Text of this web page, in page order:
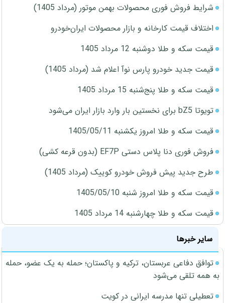
شرایط فروش فوری محصولات بهمن موتور (مرداد 1405)
اختلاف قیمت کارخانه و بازار محصولات ایران‌خودرو
قیمت سکه و طلا دوشنبه 12 مرداد 1405
قیمت جدید خودرو پارس نوآ اعلام شد (مرداد 1405)
قیمت سکه و طلا پنج‌شنبه 15 مرداد 1405
تویوتا bZ5 برای نخستین بار وارد بازار ایران می‌شود
قیمت سکه و طلا امروز یکشنبه 1405/05/11
فروش فوری دنا پلاس دستی EF7P (بدون قرعه کشی)
طرح جدید پیش فروش خودرو کوییک (مرداد 1405)
قیمت سکه و طلا امروز شنبه 1405/05/10
قیمت سکه و طلا چهارشنبه 14 مرداد 1405
سایر خبرها
توافق دفاعی عربستان، ترکیه و پاکستان؛ حمله به یک عضو، حمله
به همه تلقی می‌شود
تعطیلی تنها مدرسه ایرانی در کویت